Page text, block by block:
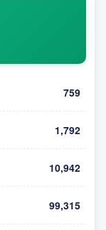
759
1,792
10,942
99,315